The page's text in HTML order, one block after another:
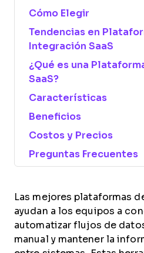
Cómo Elegir
Tendencias en
Integración SaaS
¿Qué es una
SaaS?
Características
Beneficios
Costos y Precios
Preguntas Frecuentes
Las mejores plataformas
ayudan a los equipos a
automatizar flujos de
manual y mantener la